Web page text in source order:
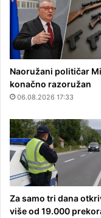
Naoružani političar
konačno razoružan
06.08.2026 17:33
Za samo tri dana
više od 19.000